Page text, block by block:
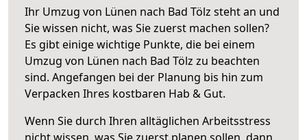
Ihr Umzug von Lünen nach Bad Tölz steht an und
Sie wissen nicht, was Sie zuerst machen sollen?
Es gibt einige wichtige Punkte, die bei einem
Umzug von Lünen nach Bad Tölz zu beachten
sind. Angefangen bei der Planung bis hin zum
Verpacken Ihres kostbaren Hab & Gut.
Wenn Sie durch Ihren alltäglichen Arbeitsstress